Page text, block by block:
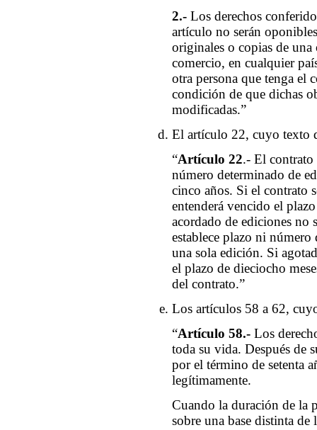
2.- Los derechos
artículo no serán
originales o copias de una
comercio, en cualquier
otra persona que tenga el
condición de que dichas
modificadas.”
El artículo 22, cuyo texto
“Artículo 22.- El contrato
número determinado de
cinco años. Si el contrato
entenderá vencido el
acordado de ediciones no
establece plazo ni número
una sola edición. Si
el plazo de dieciocho
del contrato.”
Los artículos 58 a 62,
“Artículo 58.- Los
toda su vida. Después de
por el término de setenta
legítimamente.
Cuando la duración de la
sobre una base distinta de